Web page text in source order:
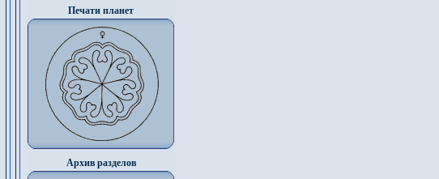
Печати планет
Архив разделов